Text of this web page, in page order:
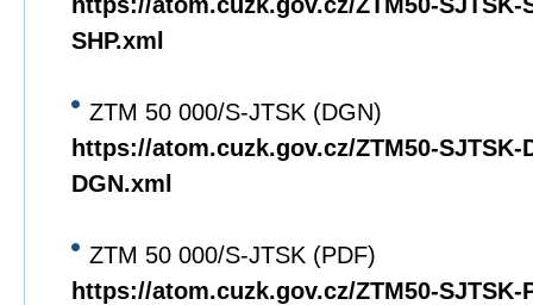
SHP.xml
ZTM 50 000/S-JTSK (DGN)
https://atom.cuzk.gov.cz/ZTM50-SJTSK-
DGN.xml
ZTM 50 000/S-JTSK (PDF)
https://atom.cuzk.gov.cz/ZTM50-SJTSK-